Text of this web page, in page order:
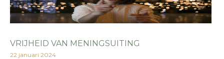
VRIJHEID VAN MENINGSUITING
22 januari 2024